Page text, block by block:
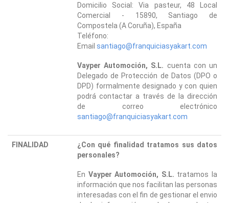
Domicilio Social: Via pasteur, 48 Local
Comercial - 15890, Santiago de
Compostela (A Coruña), España
Teléfono:
Email santiago@franquiciasyakart.com
Vayper Automoción, S.L. cuenta con un
Delegado de Protección de Datos (DPO o
DPD) formalmente designado y con quien
podrá contactar a través de la dirección
de correo electrónico
santiago@franquiciasyakart.com
FINALIDAD
¿Con qué finalidad tratamos sus datos
personales?
En Vayper Automoción, S.L. tratamos la
información que nos facilitan las personas
interesadas con el fin de gestionar el envio